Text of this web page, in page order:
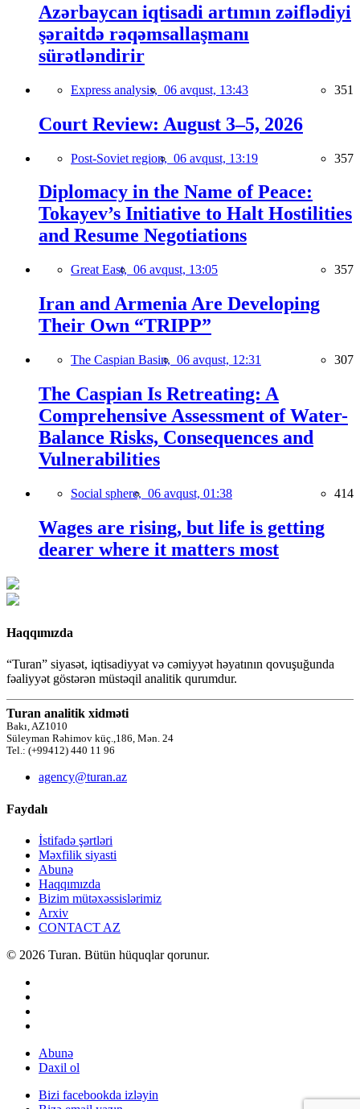
Azərbaycan iqtisadi artımın zəiflədiyi
şəraitdə rəqəmsallaşmanı
sürətləndirir
Express analysis, 06 avqust, 13:43 351
Court Review: August 3–5, 2026
Post-Soviet region, 06 avqust, 13:19 357
Diplomacy in the Name of Peace:
Tokayev’s Initiative to Halt Hostilities
and Resume Negotiations
Great East, 06 avqust, 13:05 357
Iran and Armenia Are Developing
Their Own “TRIPP”
The Caspian Basin, 06 avqust, 12:31 307
The Caspian Is Retreating: A
Comprehensive Assessment of Water-
Balance Risks, Consequences and
Vulnerabilities
Social sphere, 06 avqust, 01:38 414
Wages are rising, but life is getting
dearer where it matters most
Haqqımızda
“Turan” siyasət, iqtisadiyyat və cəmiyyət həyatının qovuşuğunda
fəaliyyət göstərən müstəqil analitik qurumdur.
Turan analitik xidməti
Bakı, AZ1010
Süleyman Rəhimov küç.,186, Mən. 24
Tel.: (+99412) 440 11 96
agency@turan.az
Faydalı
İstifadə şərtləri
Məxfilik siyasti
Abunə
Haqqımızda
Bizim mütəxəssislərimiz
Arxiv
CONTACT AZ
© 2026 Turan. Bütün hüquqlar qorunur.
Abunə
Daxil ol
Bizi facebookda izləyin